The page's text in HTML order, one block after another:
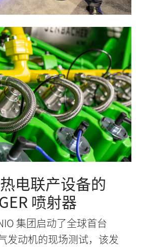
电联产设备的
喷射器
集团启动了全球首台
发动机的现场测试，该发